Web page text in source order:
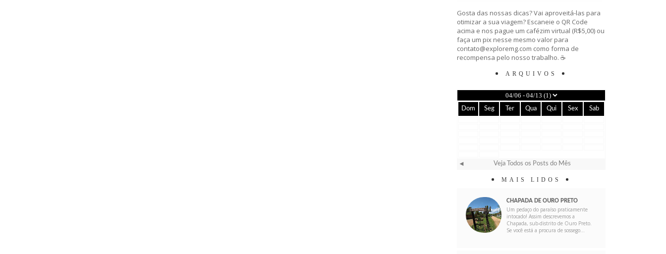
Gosta das nossas dicas? Vai aproveitá-las para
otimizar a sua viagem? Escaneie o QR Code
acima e nos pague um cafézim virtual (R$5,00) ou
faça um pix nesse mesmo valor para
contato@exploremg.com como forma de
recompensa pelo nosso trabalho. ☕️
ARQUIVOS
Dom Seg Ter Qua Qui Sex Sab
◄ Veja Todos os Posts do Mês
MAIS LIDOS
CHAPADA DE OURO PRETO
Um pedaço do paraíso praticamente
intocado! Assim descrevemos a
Chapada, sub-distrito de Ouro Preto.
Se você está a procura de sossego...